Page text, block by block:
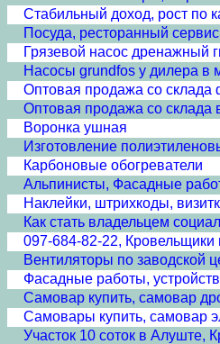
Стабильный доход, рост по
Посуда, ресторанный
Грязевой насос дренажный
Насосы grundfos у дилера в
Оптовая продажа со
Оптовая продажа со склада
Воронка ушная
Изготовление
Карбоновые обогреватели
Альпинисты, Фасадные
Наклейки, штрихкоды,
Как стать владельцем
097-684-82-22,
Вентиляторы по заводской
Фасадные работы,
Самовар купить, самовар
Самовары купить, самовар
Участок 10 соток в Алуште,